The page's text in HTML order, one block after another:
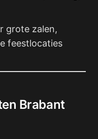
grote zalen,
feestlocaties
Brabant